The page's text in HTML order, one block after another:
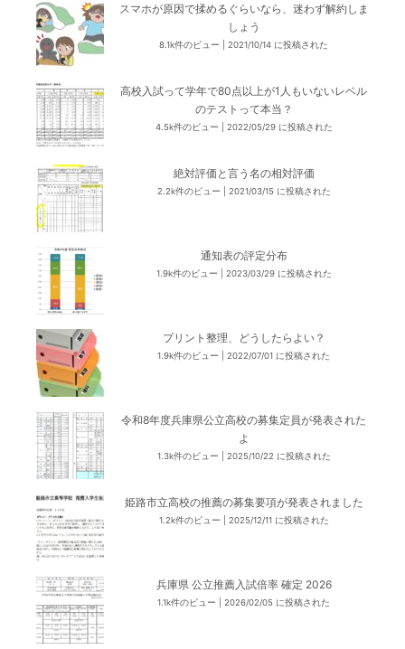
スマホが原因で揉めるぐらいなら、迷わず解約しま
しょう
8.1k件のビュー 2021/10/14 に投稿された
高校入試って学年で80点以上が1人もいないレベル
のテストって本当？
4.5k件のビュー 2022/05/29 に投稿された
絶対評価と言う名の相対評価
2.2k件のビュー 2021/03/15 に投稿された
通知表の評定分布
1.9k件のビュー 2023/03/29 に投稿された
プリント整理、どうしたらよい？
1.9k件のビュー 2022/07/01 に投稿された
令和8年度兵庫県公立高校の募集定員が発表された
よ
1.3k件のビュー 2025/10/22 に投稿された
姫路市立高校の推薦の募集要項が発表されました
1.2k件のビュー 2025/12/11 に投稿された
兵庫県 公立推薦入試倍率 確定 2026
1.1k件のビュー 2026/02/05 に投稿された